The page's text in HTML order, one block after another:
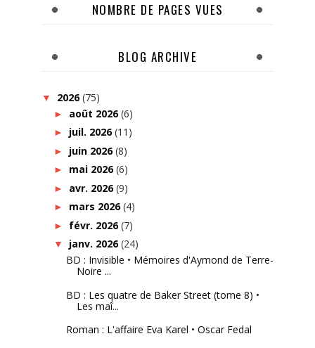
NOMBRE DE PAGES VUES
BLOG ARCHIVE
▼ 2026(75)
► août 2026(6)
► juil. 2026(11)
► juin 2026(8)
► mai 2026(6)
► avr. 2026(9)
► mars 2026(4)
► févr. 2026(7)
▼ janv. 2026(24)
BD : Invisible • Mémoires d'Aymond de Terre-
Noire ...
BD : Les quatre de Baker Street (tome 8) •
Les maî...
Roman : L'affaire Eva Karel • Oscar Fedal